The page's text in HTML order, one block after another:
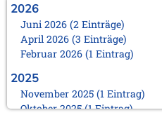
2026
Juni 2026 (2 Einträge)
April 2026 (3 Einträge)
Februar 2026 (1 Eintrag)
2025
November 2025 (1 Eintrag)
Oktober 2025 (1 Eintrag)